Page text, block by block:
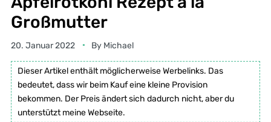
Großmutter
20. Januar 2022 By Michael
Dieser Artikel enthält möglicherweise Werbelinks. Das
bedeutet, dass wir beim Kauf eine kleine Provision
bekommen. Der Preis ändert sich dadurch nicht, aber du
unterstützt meine Webseite.